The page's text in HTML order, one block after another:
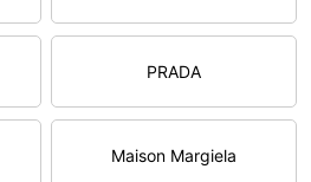
PRADA
Maison Margiela